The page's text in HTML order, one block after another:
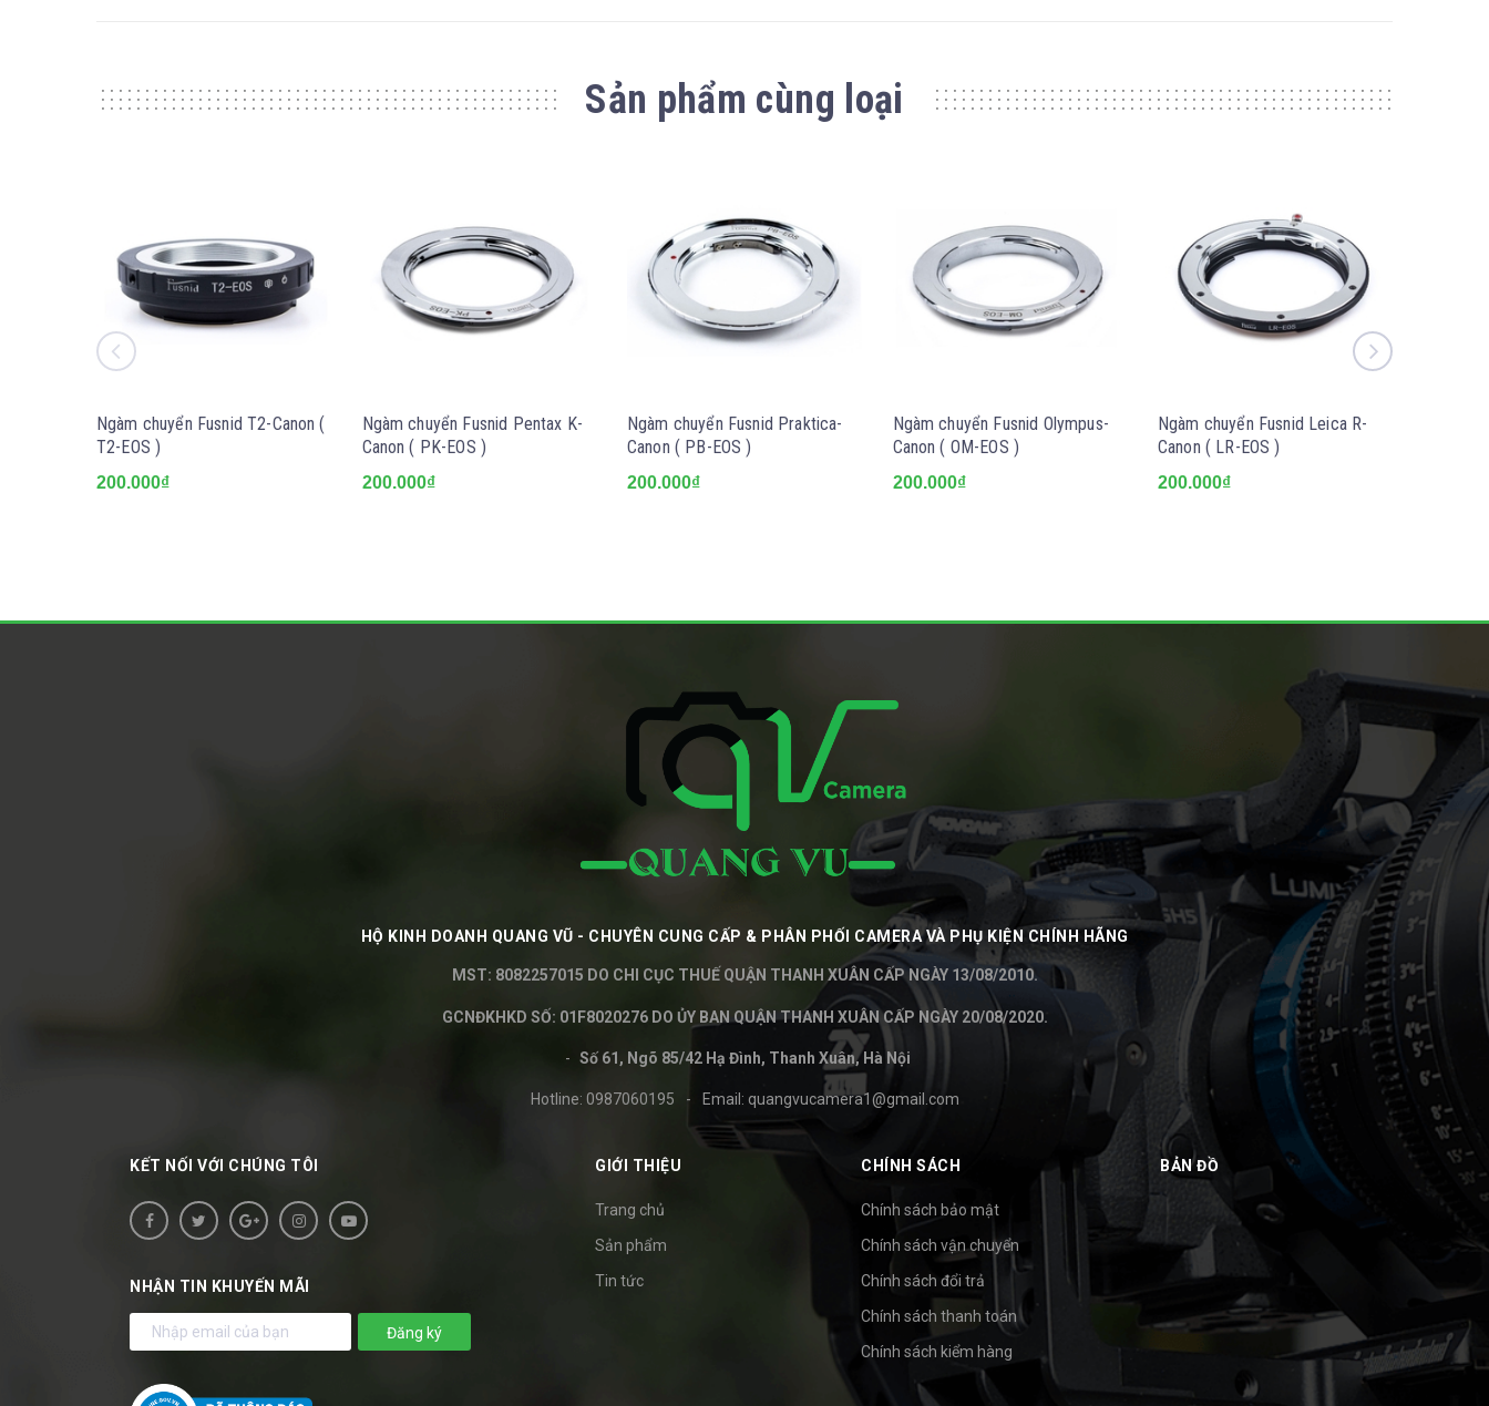
Sản phẩm cùng loại
Ngàm chuyển Fusnid T2-Canon (
T2-EOS )
200.000₫
Ngàm chuyển Fusnid Pentax K-
Canon ( PK-EOS )
200.000₫
Ngàm chuyển Fusnid Praktica-
Canon ( PB-EOS )
200.000₫
Ngàm chuyển Fusnid Olympus-
Canon ( OM-EOS )
200.000₫
Ngàm chuyển Fusnid Leica R-
Canon ( LR-EOS )
200.000₫
HỘ KINH DOANH QUANG VŨ - CHUYÊN CUNG CẤP & PHÂN PHỐI CAMERA VÀ PHỤ KIỆN CHÍNH HÃNG
MST: 8082257015 DO CHI CỤC THUẾ QUẬN THANH XUÂN CẤP NGÀY 13/08/2010.
GCNĐKHKD SỐ: 01F8020276 DO ỦY BAN QUẬN THANH XUÂN CẤP NGÀY 20/08/2020.
Số 61, Ngõ 85/42 Hạ Đình, Thanh Xuân, Hà Nội
Hotline: 0987060195 - Email: quangvucamera1@gmail.com
KẾT NỐI VỚI CHÚNG TÔI
NHẬN TIN KHUYẾN MÃI
Đăng ký
GIỚI THIỆU
Trang chủ
Sản phẩm
Tin tức
CHÍNH SÁCH
Chính sách bảo mật
Chính sách vận chuyển
Chính sách đổi trả
Chính sách thanh toán
Chính sách kiểm hàng
BẢN ĐỒ